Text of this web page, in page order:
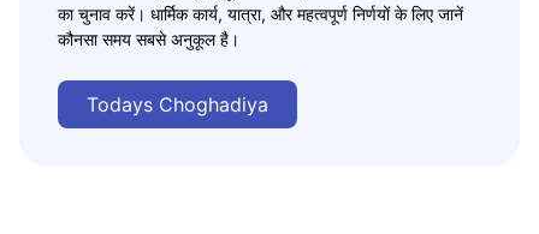
का चुनाव करें। धार्मिक कार्य, यात्रा, और महत्वपूर्ण निर्णयों के लिए जानें
कौनसा समय सबसे अनुकूल है।
Todays Choghadiya